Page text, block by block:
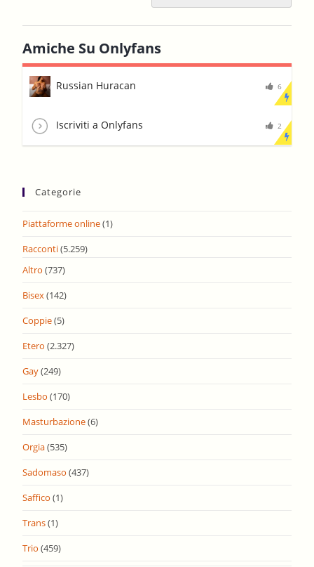
Amiche Su Onlyfans
Russian Huracan 6
Iscriviti a Onlyfans 2
Categorie
Piattaforme online(1)
Racconti(5.259)
Altro (737)
Bisex(142)
Coppie(5)
Etero (2.327)
Gay(249)
Lesbo (170)
Masturbazione(6)
Orgia(535)
Sadomaso (437)
Saffico (1)
Trans(1)
Trio (459)